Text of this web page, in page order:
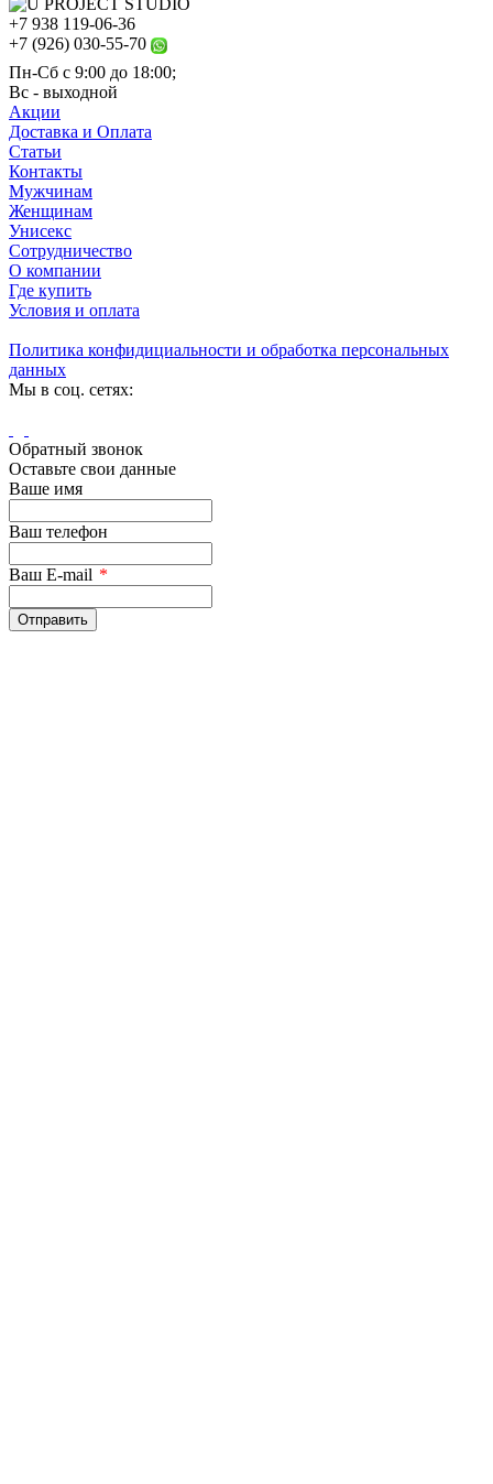
+7 938 119-06-36
+7 (926) 030-55-70
Пн-Сб с 9:00 до 18:00;
Вс - выходной
Акции
Доставка и Оплата
Статьи
Контакты
Мужчинам
Женщинам
Унисекс
Сотрудничество
О компании
Где купить
Условия и оплата
Политика конфидициальности и обработка персональных
данных
Мы в соц. сетях:
Обратный звонок
Оставьте свои данные
Ваше имя
Ваш телефон
Ваш E-mail *
Отправить